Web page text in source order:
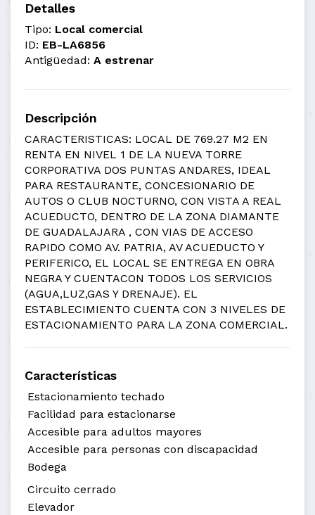
Detalles
Tipo: Local comercial
ID: EB-LA6856
Antigüedad: A estrenar
Descripción
CARACTERISTICAS: LOCAL DE 769.27 M2 EN
RENTA EN NIVEL 1 DE LA NUEVA TORRE
CORPORATIVA DOS PUNTAS ANDARES, IDEAL
PARA RESTAURANTE, CONCESIONARIO DE
AUTOS O CLUB NOCTURNO, CON VISTA A REAL
ACUEDUCTO, DENTRO DE LA ZONA DIAMANTE
DE GUADALAJARA , CON VIAS DE ACCESO
RAPIDO COMO AV. PATRIA, AV ACUEDUCTO Y
PERIFERICO, EL LOCAL SE ENTREGA EN OBRA
NEGRA Y CUENTACON TODOS LOS SERVICIOS
(AGUA,LUZ,GAS Y DRENAJE). EL
ESTABLECIMIENTO CUENTA CON 3 NIVELES DE
ESTACIONAMIENTO PARA LA ZONA COMERCIAL.
Características
Estacionamiento techado
Facilidad para estacionarse
Accesible para adultos mayores
Accesible para personas con discapacidad
Bodega
Circuito cerrado
Elevador